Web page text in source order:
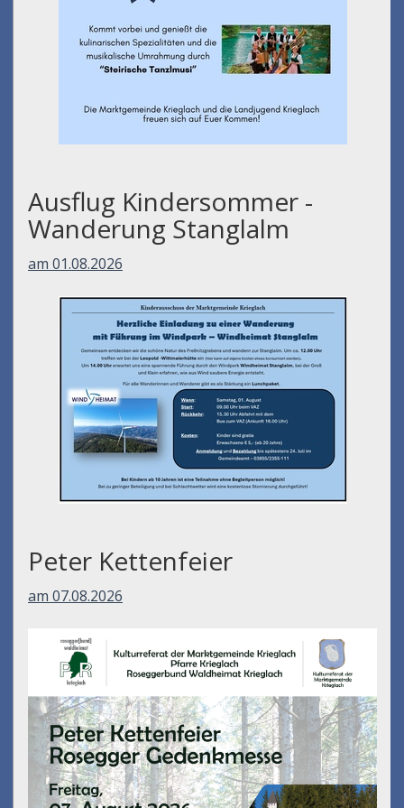
Ausflug Kindersommer -
Wanderung Stanglalm
am 01.08.2026
Peter Kettenfeier
am 07.08.2026